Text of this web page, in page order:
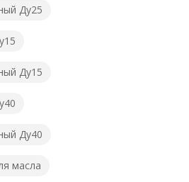
Ду25
Ду15
Ду40
масла